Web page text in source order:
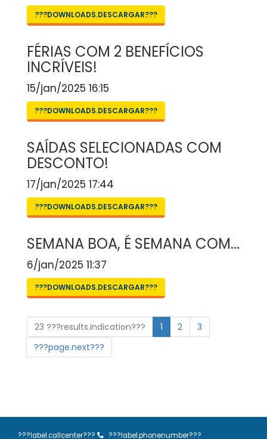
???DOWNLOADS.DESCARGAR???
FÉRIAS COM 2 BENEFÍCIOS
INCRÍVEIS!
15/jan/2025 16:15
???DOWNLOADS.DESCARGAR???
SAÍDAS SELECIONADAS COM
DESCONTO!
17/jan/2025 17:44
???DOWNLOADS.DESCARGAR???
SEMANA BOA, É SEMANA COM...
6/jan/2025 11:37
???DOWNLOADS.DESCARGAR???
23 ???results.indication??? 1 2
3
???page.next???
???label.callcenter??? ???label.phonenumber???